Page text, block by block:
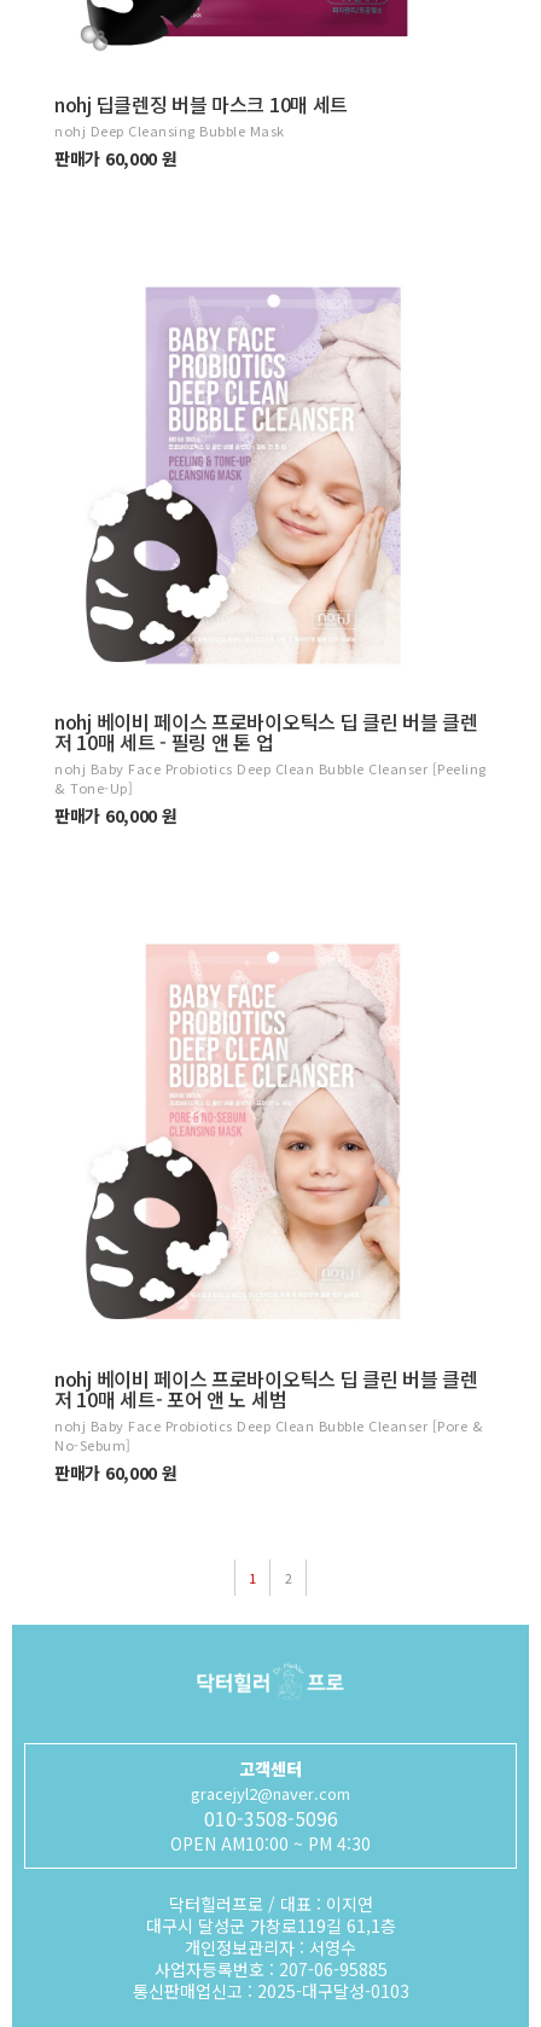
nohj 딥클렌징 버블 마스크 10매 세트
nohj Deep Cleansing Bubble Mask
판매가 60,000 원
nohj 베이비 페이스 프로바이오틱스 딥 클린 버블 클렌
저 10매 세트 - 필링 앤 톤 업
nohj Baby Face Probiotics Deep Clean Bubble Cleanser [Peeling
& Tone-Up]
판매가 60,000 원
nohj 베이비 페이스 프로바이오틱스 딥 클린 버블 클렌
저 10매 세트- 포어 앤 노 세범
nohj Baby Face Probiotics Deep Clean Bubble Cleanser [Pore &
No-Sebum]
판매가 60,000 원
1 2
고객센터
gracejyl2@naver.com
010-3508-5096
OPEN AM10:00 ~ PM 4:30
닥터힐러프로 / 대표 : 이지연
대구시 달성군 가창로119길 61,1층
개인정보관리자 : 서영수
사업자등록번호 : 207-06-95885
통신판매업신고 : 2025-대구달성-0103